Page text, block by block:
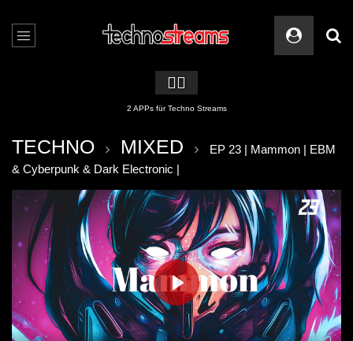
🏳️‍🌈
Server- & Website – Sicherheit auf Top Niveau
TECHNO MIXED
EP 23 | Mammon | EBM
& Cyberpunk & Dark Electronic |
PLAY